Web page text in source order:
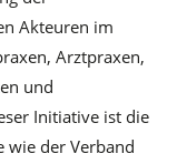
Akteuren im
Arztpraxen,
und
Initiative ist die
wie der Verband